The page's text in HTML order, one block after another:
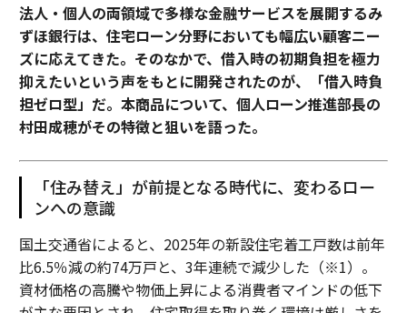
法人・個人の両領域で多様な金融サービスを展開するみ
ずほ銀行は、住宅ローン分野においても幅広い顧客ニー
ズに応えてきた。そのなかで、借入時の初期負担を極力
抑えたいという声をもとに開発されたのが、「借入時負
担ゼロ型」だ。本商品について、個人ローン推進部長の
村田成穂がその特徴と狙いを語った。
「住み替え」が前提となる時代に、変わるロー
ンへの意識
国土交通省によると、2025年の新設住宅着工戸数は前年
比6.5％減の約74万戸と、3年連続で減少した（※1）。
資材価格の高騰や物価上昇による消費者マインドの低下